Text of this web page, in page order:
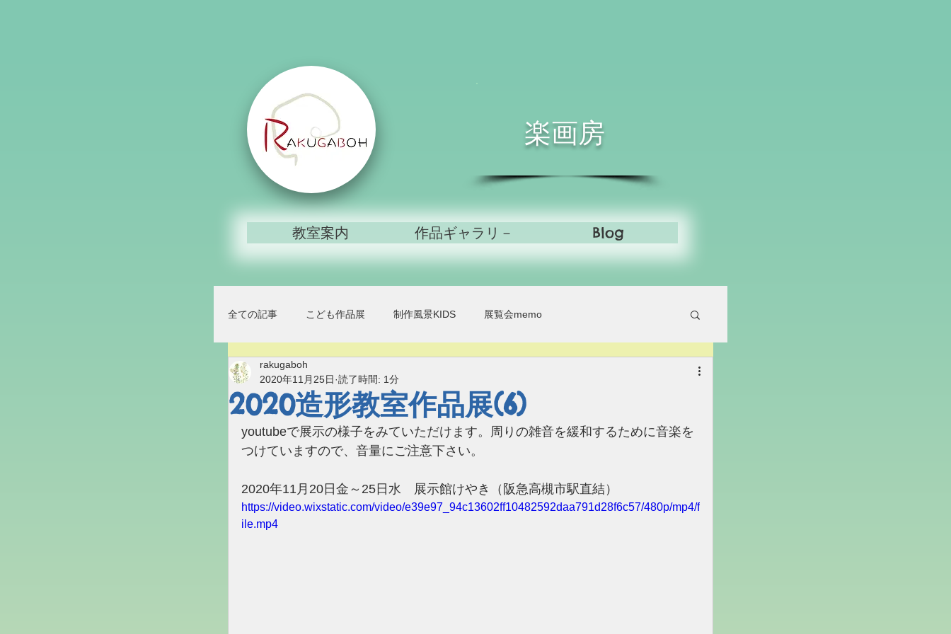
楽画房
教室案内 作品ギャラリ－ Blog
全ての記事 こども作品展 制作風景KIDS 展覧会memo
2020造形教室作品展(6)
rakugaboh
2020年11月25日 読了時間: 1分
youtubeで展示の様子をみていただけます。周りの雑音を緩和するために音楽を
つけていますので、音量にご注意下さい。
2020年11月20日金～25日水　展示館けやき（阪急高槻市駅直結）
https://video.wixstatic.com/video/e39e97_94c13602ff10482592daa791d28f6c57/480p/mp4/f
ile.mp4